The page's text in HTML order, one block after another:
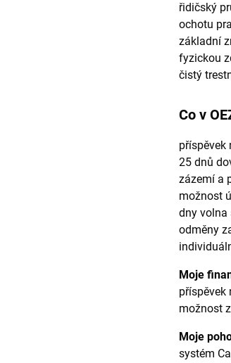
řidičský
ochotu
základní
fyzickou
čistý
Co v
příspěvek
25 dnů
zázemí a
možnost
dny volna
odměny
Moje
příspěvek
možnost
Moje
systém